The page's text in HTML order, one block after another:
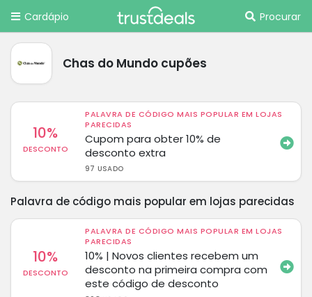
Cardápio Procurar
Chas do Mundo cupões
10%
DESCONTO
PALAVRA DE CÓDIGO MAIS POPULAR EM LOJAS
PARECIDAS
Cupom para obter 10% de
desconto extra
97 USADO
Palavra de código mais popular em lojas parecidas
10%
DESCONTO
PALAVRA DE CÓDIGO MAIS POPULAR EM LOJAS
PARECIDAS
10% | Novos clientes recebem um
desconto na primeira compra com
este código de desconto